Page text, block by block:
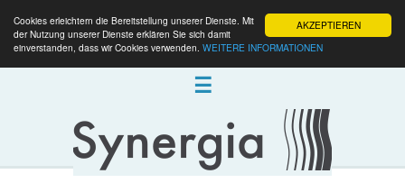
AKZEPTIEREN
Cookies erleichtern die Bereitstellung unserer Dienste. Mit
der Nutzung unserer Dienste erklären Sie sich damit
einverstanden, dass wir Cookies verwenden. WEITERE INFORMATIONEN
☰